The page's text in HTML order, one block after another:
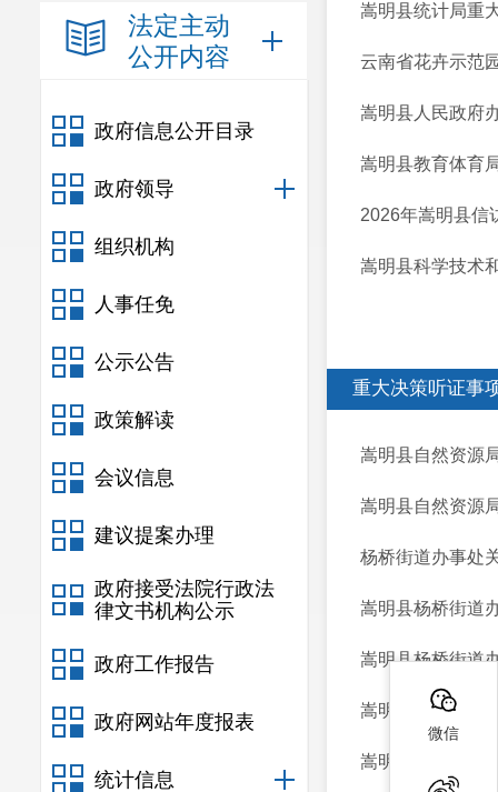
法定主动
公开内容
政府信息公开目录
政府领导
组织机构
人事任免
公示公告
政策解读
会议信息
建议提案办理
政府接受法院行政法
律文书机构公示
政府工作报告
政府网站年度报表
统计信息
嵩明县统计局重
云南省花卉示范
嵩明县人民政府
嵩明县教育体育
2026年嵩明县信
嵩明县科学技术
重大决策听证事
嵩明县自然资源
嵩明县自然资源
杨桥街道办事处
嵩明县杨桥街道
嵩明县杨桥街道
嵩明县牛栏江镇
嵩明县人民政府
微信